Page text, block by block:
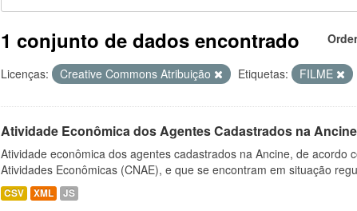
1 conjunto de dados encontrado
Licenças: Creative Commons Atribuição Etiquetas: FILME
Atividade Econômica dos Agentes Cadastrados na Ancine
Atividade econômica dos agentes cadastrados na Ancine, de acordo
Atividades Econômicas (CNAE), e que se encontram em situação
CSV XML JS